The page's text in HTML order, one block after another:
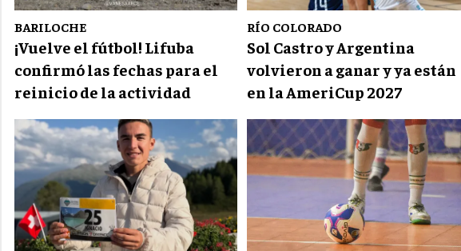
BARILOCHE
¡Vuelve el fútbol! Lifuba
confirmó las fechas para el
reinicio de la actividad
RÍO COLORADO
Sol Castro y Argentina
volvieron a ganar y ya están
en la AmeriCup 2027